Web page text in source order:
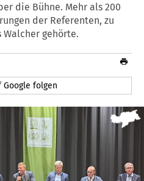
die Bühne. Mehr als 200
der Referenten, zu
Walcher gehörte.
Google folgen